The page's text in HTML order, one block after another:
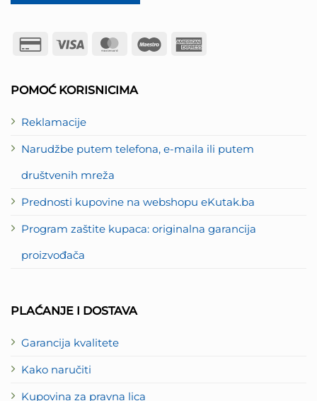
POMOĆ KORISNICIMA
Reklamacije
Narudžbe putem telefona, e-maila ili putem
društvenih mreža
Prednosti kupovine na webshopu eKutak.ba
Program zaštite kupaca: originalna garancija
proizvođača
PLAĆANJE I DOSTAVA
Garancija kvalitete
Kako naručiti
Kupovina za pravna lica
Credit
Visa MasterCard
Maestro